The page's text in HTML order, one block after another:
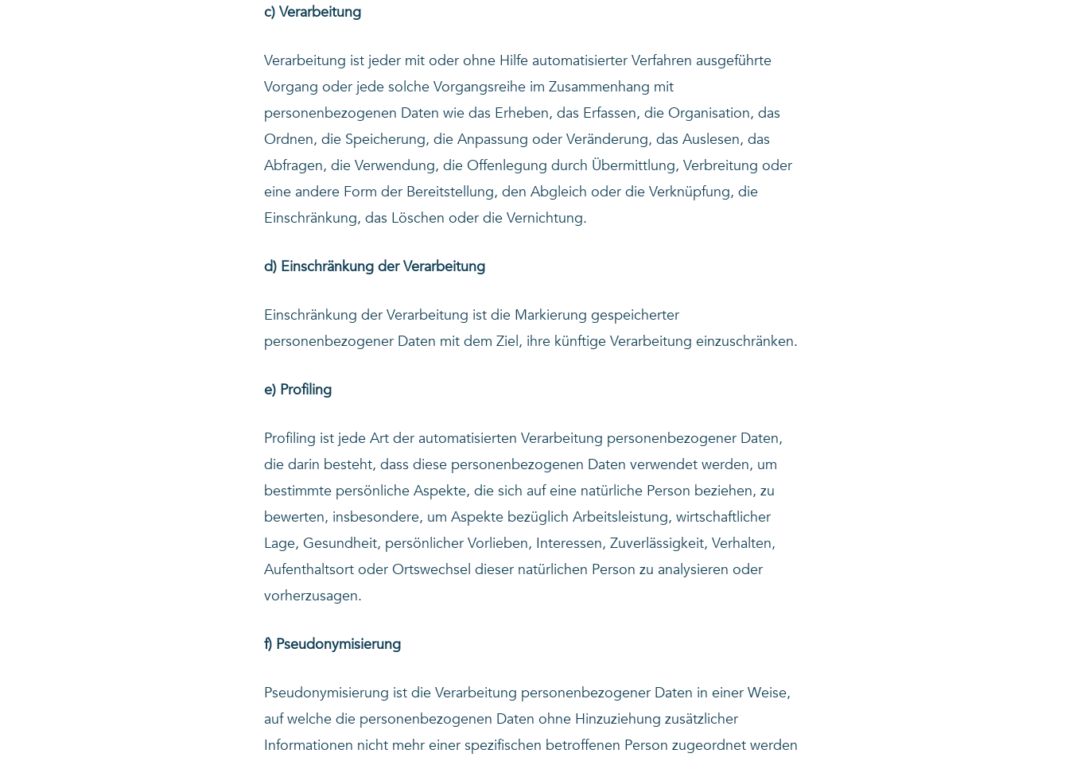
c) Verarbeitung
Verarbeitung ist jeder mit oder ohne Hilfe automatisierter Verfahren ausgeführte
Vorgang oder jede solche Vorgangsreihe im Zusammenhang mit
personenbezogenen Daten wie das Erheben, das Erfassen, die Organisation, das
Ordnen, die Speicherung, die Anpassung oder Veränderung, das Auslesen, das
Abfragen, die Verwendung, die Offenlegung durch Übermittlung, Verbreitung oder
eine andere Form der Bereitstellung, den Abgleich oder die Verknüpfung, die
Einschränkung, das Löschen oder die Vernichtung.
d) Einschränkung der Verarbeitung
Einschränkung der Verarbeitung ist die Markierung gespeicherter
personenbezogener Daten mit dem Ziel, ihre künftige Verarbeitung einzuschränken.
e) Profiling
Profiling ist jede Art der automatisierten Verarbeitung personenbezogener Daten,
die darin besteht, dass diese personenbezogenen Daten verwendet werden, um
bestimmte persönliche Aspekte, die sich auf eine natürliche Person beziehen, zu
bewerten, insbesondere, um Aspekte bezüglich Arbeitsleistung, wirtschaftlicher
Lage, Gesundheit, persönlicher Vorlieben, Interessen, Zuverlässigkeit, Verhalten,
Aufenthaltsort oder Ortswechsel dieser natürlichen Person zu analysieren oder
vorherzusagen.
f) Pseudonymisierung
Pseudonymisierung ist die Verarbeitung personenbezogener Daten in einer Weise,
auf welche die personenbezogenen Daten ohne Hinzuziehung zusätzlicher
Informationen nicht mehr einer spezifischen betroffenen Person zugeordnet werden